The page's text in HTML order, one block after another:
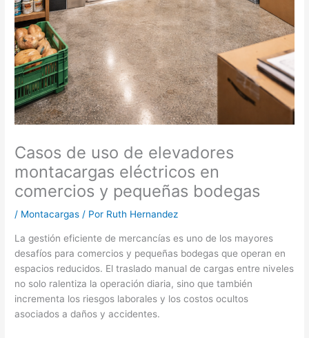
Casos de uso de elevadores
montacargas eléctricos en
comercios y pequeñas bodegas
/ Montacargas / Por Ruth Hernandez
La gestión eficiente de mercancías es uno de los mayores
desafíos para comercios y pequeñas bodegas que operan en
espacios reducidos. El traslado manual de cargas entre niveles
no solo ralentiza la operación diaria, sino que también
incrementa los riesgos laborales y los costos ocultos
asociados a daños y accidentes.